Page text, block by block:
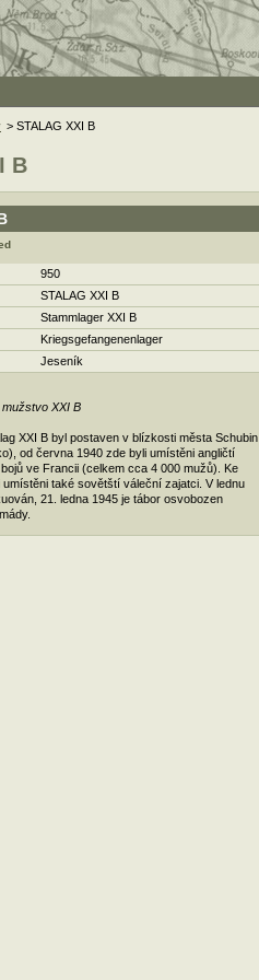
B
950
STALAG XXI B
Stammlager XXI B
Kriegsgefangenenlager
Jeseník
XXI B
XXI B byl postaven v blízkosti města Schubin
od června 1940 zde byli umístěni angličtí
ve Francii (celkem cca 4 000 mužů). Ke
také sovětští váleční zajatci. V lednu
21. ledna 1945 je tábor osvobozen
> STALAG XXI B